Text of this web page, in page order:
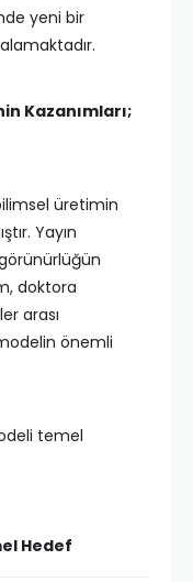
yeni bir
Kazanımları;
üretimin
Yayın
görünürlüğün
doktora
arası
önemli
temel
Hedef